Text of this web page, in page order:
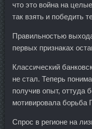
что это война на
так взять и победить
Правильностью
первых признаках
Классический
не стал. Теперь
получив опыт, оттуда
мотивировала борьба
Спрос в регионе на